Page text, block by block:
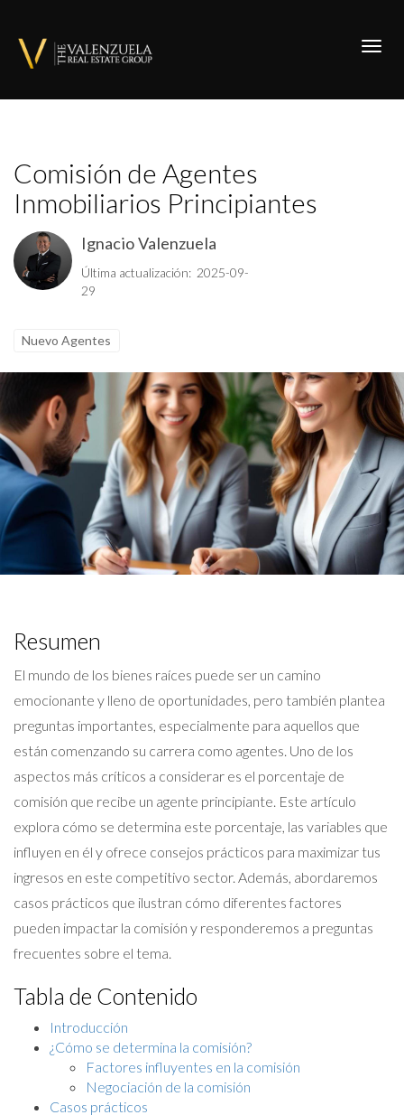
Comisión de Agentes
Inmobiliarios Principiantes
Ignacio Valenzuela
Última actualización: 2025-09-
29
Nuevo Agentes
Resumen
El mundo de los bienes raíces puede ser un camino
emocionante y lleno de oportunidades, pero también plantea
preguntas importantes, especialmente para aquellos que
están comenzando su carrera como agentes. Uno de los
aspectos más críticos a considerar es el porcentaje de
comisión que recibe un agente principiante. Este artículo
explora cómo se determina este porcentaje, las variables que
influyen en él y ofrece consejos prácticos para maximizar tus
ingresos en este competitivo sector. Además, abordaremos
casos prácticos que ilustran cómo diferentes factores
pueden impactar la comisión y responderemos a preguntas
frecuentes sobre el tema.
Tabla de Contenido
Introducción
¿Cómo se determina la comisión?
Factores influyentes en la comisión
Negociación de la comisión
Casos prácticos